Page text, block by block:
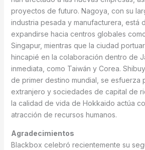
proyectos de futuro. Nagoya, con su
industria pesada y manufacturera, está
expandirse hacia centros globales
Singapur, mientras que la ciudad
hincapié en la colaboración dentro de
inmediata, como Taiwán y Corea.
de primer destino mundial, se esfuerza
extranjero y sociedades de capital de
la calidad de vida de Hokkaido actúa
atracción de recursos humanos.
Agradecimientos
Blackbox celebró recientemente su